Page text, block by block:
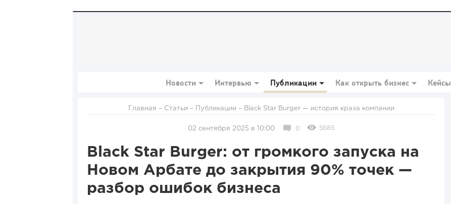
Новости Интервью Публикации Как открыть бизнес Кейсы
Главная – Статьи – Публикации – Black Star Burger — история краха компании
02 сентября 2025 в 10:00 0 5685
Black Star Burger: от громкого запуска на
Новом Арбате до закрытия 90% точек —
разбор ошибок бизнеса